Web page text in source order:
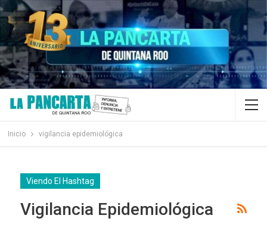
Inicio vigilancia epidemiológica
Viendo El Hashtag
Vigilancia Epidemiológica